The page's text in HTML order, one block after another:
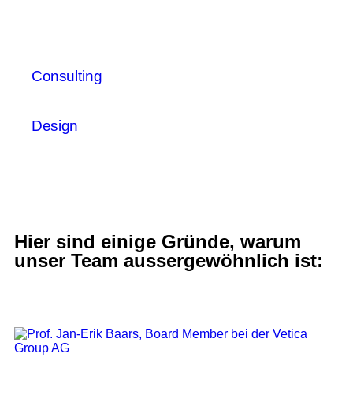
Consulting
Design
Hier sind einige Gründe, warum
unser Team aussergewöhnlich ist: